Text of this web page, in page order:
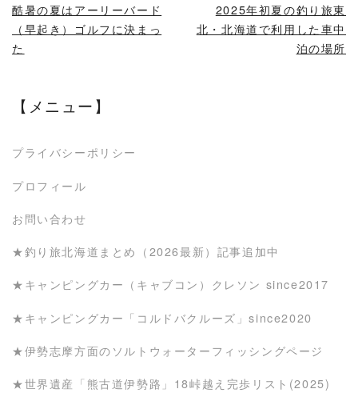
酷暑の夏はアーリーバード
（早起き）ゴルフに決まっ
た
2025年初夏の釣り旅東
北・北海道で利用した車中
泊の場所
【メニュー】
プライバシーポリシー
プロフィール
お問い合わせ
★釣り旅北海道まとめ（2026最新）記事追加中
★キャンピングカー（キャブコン）クレソン since2017
★キャンピングカー「コルドバクルーズ」since2020
★伊勢志摩方面のソルトウォーターフィッシングページ
★世界遺産「熊古道伊勢路」18峠越え完歩リスト(2025)